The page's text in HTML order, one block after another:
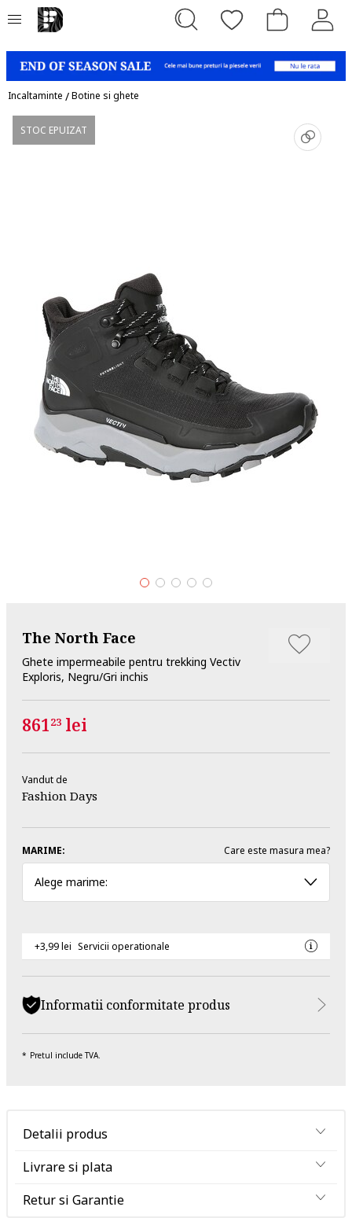
Incaltaminte /Botine si ghete
STOC EPUIZAT
The North Face
Ghete impermeabile pentru trekking Vectiv
Exploris, Negru/Gri inchis
86123 lei
Vandut de
Fashion Days
MARIME: Care este masura mea?
Alege marime:
+3,99 lei Servicii operationale
Informatii conformitate produs
Pretul include TVA.
Detalii produs
Livrare si plata
Retur si Garantie